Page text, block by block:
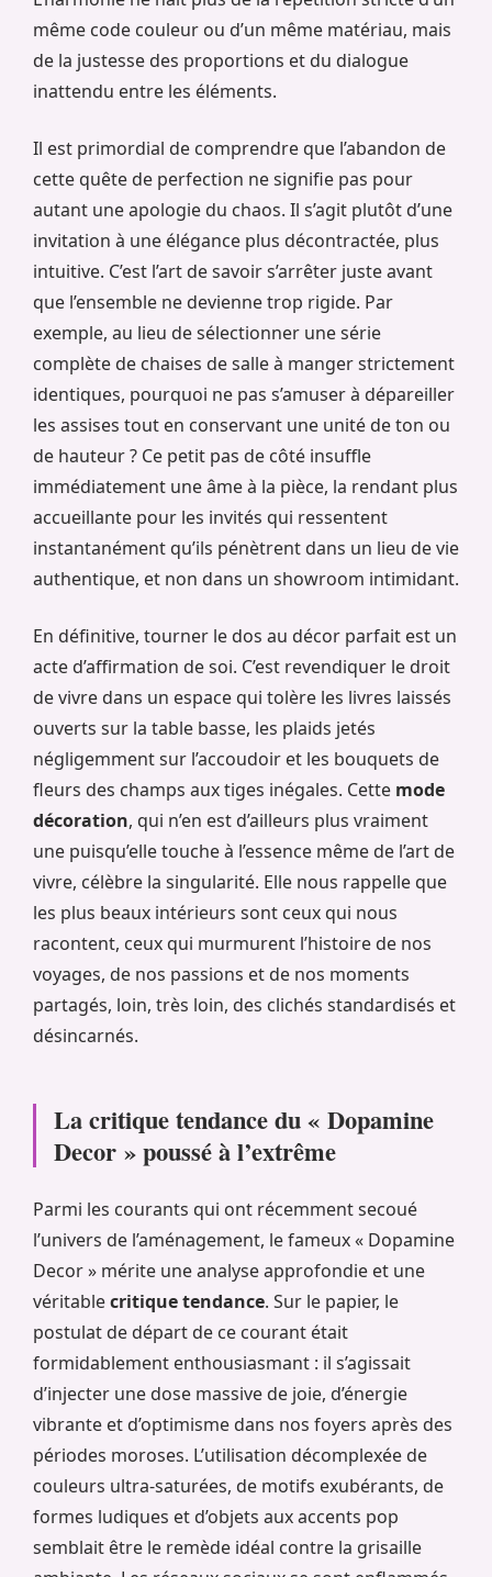
même code couleur ou d’un même matériau, mais
de la justesse des proportions et du dialogue
inattendu entre les éléments.
Il est primordial de comprendre que l’abandon de
cette quête de perfection ne signifie pas pour
autant une apologie du chaos. Il s’agit plutôt d’une
invitation à une élégance plus décontractée, plus
intuitive. C’est l’art de savoir s’arrêter juste avant
que l’ensemble ne devienne trop rigide. Par
exemple, au lieu de sélectionner une série
complète de chaises de salle à manger strictement
identiques, pourquoi ne pas s’amuser à dépareiller
les assises tout en conservant une unité de ton ou
de hauteur ? Ce petit pas de côté insuffle
immédiatement une âme à la pièce, la rendant plus
accueillante pour les invités qui ressentent
instantanément qu’ils pénètrent dans un lieu de vie
authentique, et non dans un showroom intimidant.
En définitive, tourner le dos au décor parfait est un
acte d’affirmation de soi. C’est revendiquer le droit
de vivre dans un espace qui tolère les livres laissés
ouverts sur la table basse, les plaids jetés
négligemment sur l’accoudoir et les bouquets de
fleurs des champs aux tiges inégales. Cette mode
décoration, qui n’en est d’ailleurs plus vraiment
une puisqu’elle touche à l’essence même de l’art de
vivre, célèbre la singularité. Elle nous rappelle que
les plus beaux intérieurs sont ceux qui nous
racontent, ceux qui murmurent l’histoire de nos
voyages, de nos passions et de nos moments
partagés, loin, très loin, des clichés standardisés et
désincarnés.
La critique tendance du « Dopamine
Decor » poussé à l’extrême
Parmi les courants qui ont récemment secoué
l’univers de l’aménagement, le fameux « Dopamine
Decor » mérite une analyse approfondie et une
véritablecritique tendance. Sur le papier, le
postulat de départ de ce courant était
formidablement enthousiasmant : il s’agissait
d’injecter une dose massive de joie, d’énergie
vibrante et d’optimisme dans nos foyers après des
périodes moroses. L’utilisation décomplexée de
couleurs ultra-saturées, de motifs exubérants, de
formes ludiques et d’objets aux accents pop
semblait être le remède idéal contre la grisaille